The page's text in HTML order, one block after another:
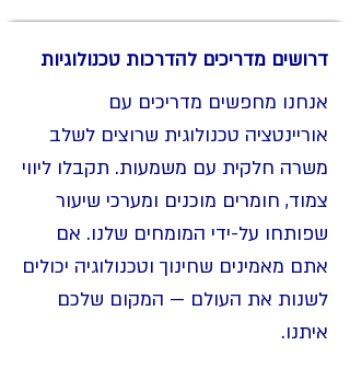
דרושים מדריכים להדרכות טכנולוגיות
אנחנו מחפשים מדריכים עם
אוריינטציה טכנולוגית שרוצים לשלב
משרה חלקית עם משמעות. תקבלו ליווי
צמוד, חומרים מוכנים ומערכי שיעור
שפותחו על-ידי המומחים שלנו. אם
אתם מאמינים שחינוך וטכנולוגיה יכולים
לשנות את העולם — המקום שלכם
איתנו.